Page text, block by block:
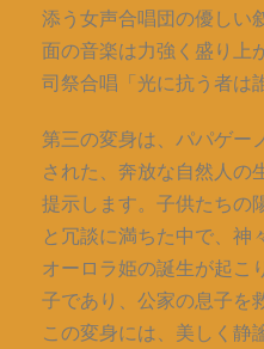
添う女声合唱団の優しい
面の音楽は力強く盛り上
司祭合唱「光に抗う者は
第三の変身は、パパゲー
された、奔放な自然人の
提示します。子供たちの
と冗談に満ちた中で、神
オーロラ姫の誕生が起こ
子であり、公家の息子を
この変身には、美しく静